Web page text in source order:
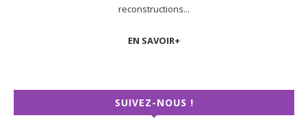
reconstructions...
EN SAVOIR+
SUIVEZ-NOUS !